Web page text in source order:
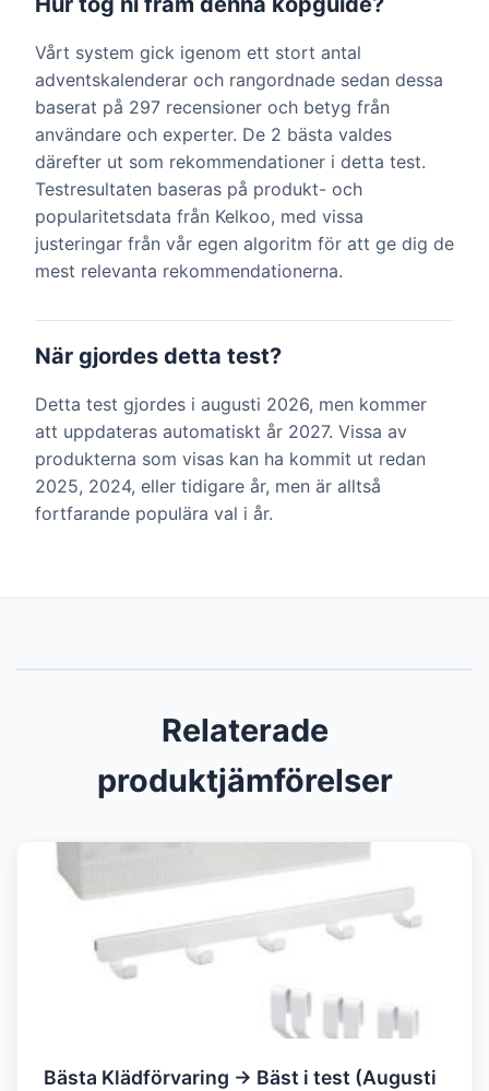
Vårt system gick igenom ett stort antal
adventskalenderar och rangordnade sedan dessa
baserat på 297 recensioner och betyg från
användare och experter. De 2 bästa valdes
därefter ut som rekommendationer i detta test.
Testresultaten baseras på produkt- och
popularitetsdata från Kelkoo, med vissa
justeringar från vår egen algoritm för att ge dig de
mest relevanta rekommendationerna.
När gjordes detta test?
Detta test gjordes i augusti 2026, men kommer
att uppdateras automatiskt år 2027. Vissa av
produkterna som visas kan ha kommit ut redan
2025, 2024, eller tidigare år, men är alltså
fortfarande populära val i år.
Relaterade
produktjämförelser
Bästa Klädförvaring → Bäst i test (Augusti